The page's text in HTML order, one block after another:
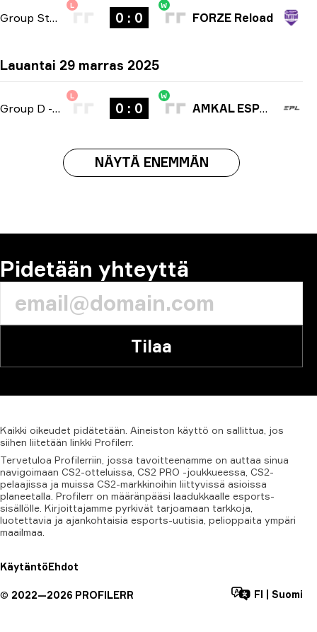
Group Stage
L
0 : 0
W
FORZE Reload
Lauantai 29 marras 2025
Group D - bo3
L
0 : 0
W
AMKAL ESPORTS
NÄYTÄ ENEMMÄN
Pidetään yhteyttä
Tilaa
Kaikki oikeudet pidätetään. Aineiston käyttö on sallittua, jos
siihen liitetään linkki Profilerr.
Tervetuloa Profilerriin, jossa tavoitteenamme on auttaa sinua
navigoimaan CS2-otteluissa, CS2 PRO -joukkueessa, CS2-
pelaajissa ja muissa CS2-markkinoihin liittyvissä asioissa
planeetalla. Profilerr on määränpääsi laadukkaalle esports-
sisällölle. Kirjoittajamme pyrkivät tarjoamaan tarkkoja,
luotettavia ja ajankohtaisia esports-uutisia, pelioppaita ympäri
maailmaa.
KäytäntöEhdot
© 2022—2026 PROFILERR FI Suomi